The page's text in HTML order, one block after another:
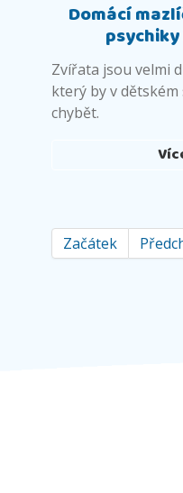
Domácí
Zvířata jsou velmi
který by v dětském
chybět.
Začátek